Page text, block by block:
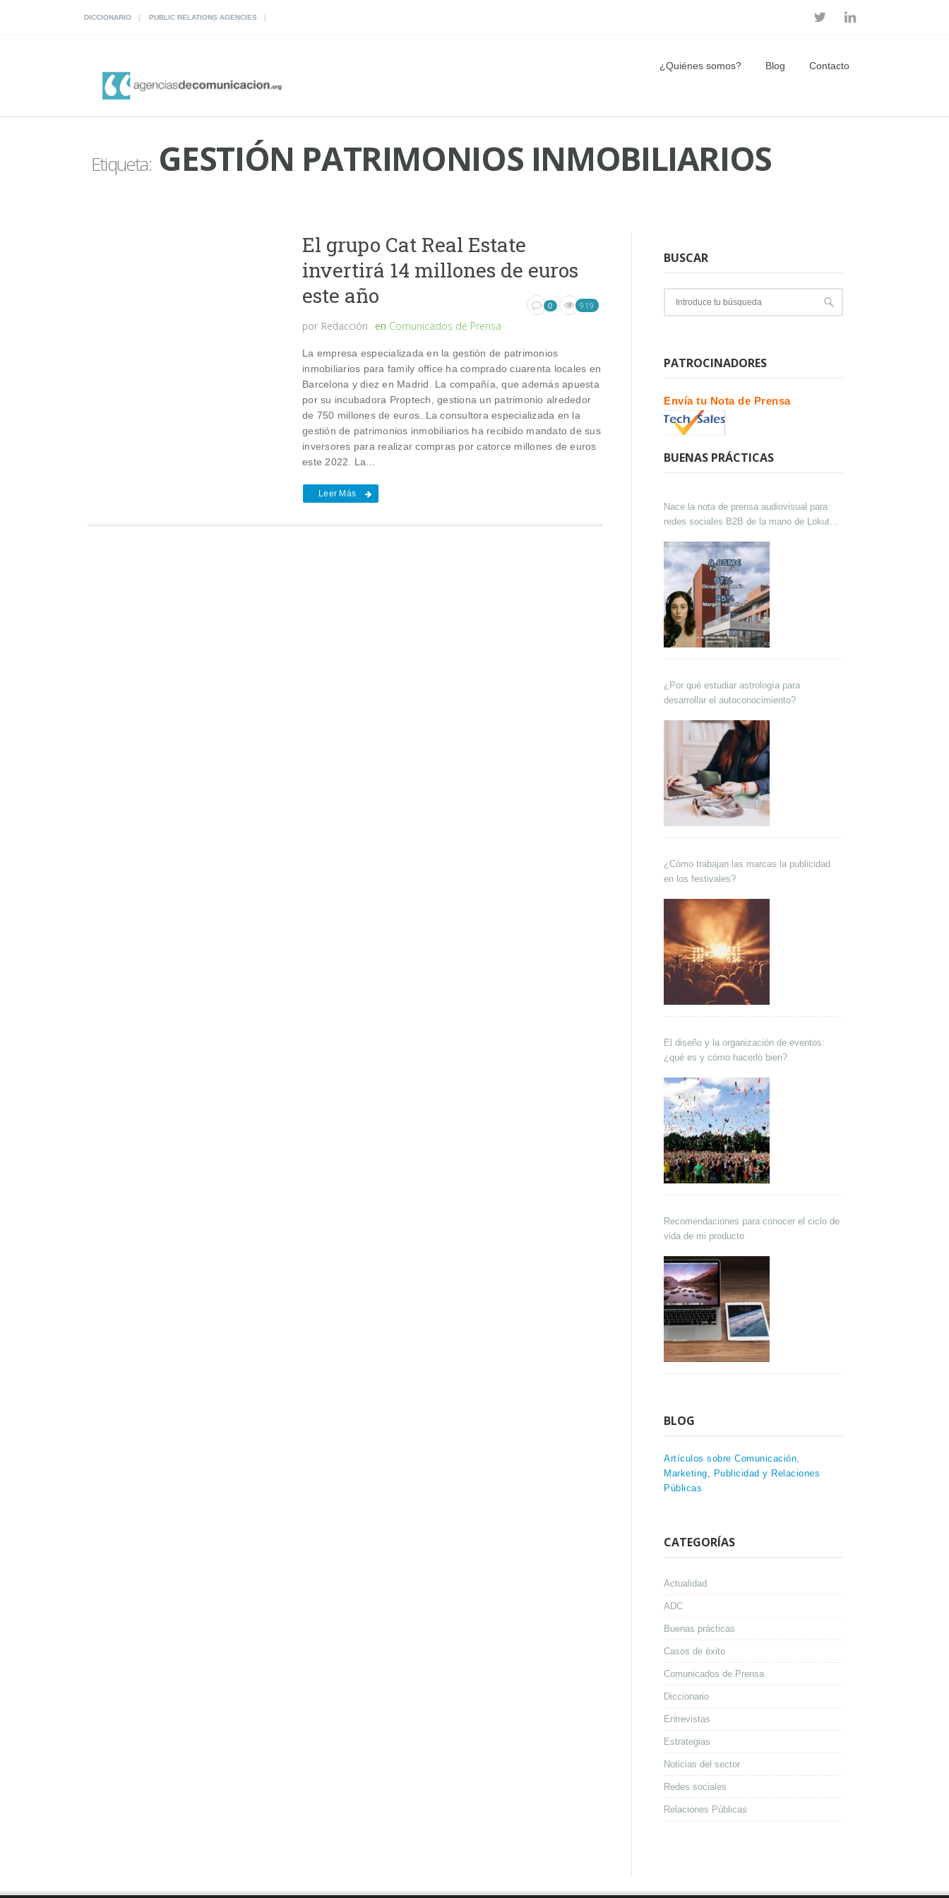
DICCIONARIO PUBLIC RELATIONS AGENCIES
¿Quiénes somos? Blog Contacto
Etiqueta:GESTIÓN PATRIMONIOS INMOBILIARIOS
El grupo Cat Real Estate
invertirá 14 millones de euros
este año
por Redacción en Comunicados de Prensa
0 919
La empresa especializada en la gestión de patrimonios
inmobiliarios para family office ha comprado cuarenta locales en
Barcelona y diez en Madrid. La compañía, que además apuesta
por su incubadora Proptech, gestiona un patrimonio alrededor
de 750 millones de euros. La consultora especializada en la
gestión de patrimonios inmobiliarios ha recibido mandato de sus
inversores para realizar compras por catorce millones de euros
este 2022. La...
Leer Más
BUSCAR
PATROCINADORES
Envía tu Nota de Prensa
BUENAS PRÁCTICAS
Nace la nota de prensa audiovisual para
redes sociales B2B de la mano de Lokutor
¿Por qué estudiar astrología para
desarrollar el autoconocimiento?
¿Cómo trabajan las marcas la publicidad
en los festivales?
El diseño y la organización de eventos:
¿qué es y cómo hacerlo bien?
Recomendaciones para conocer el ciclo de
vida de mi producto
BLOG
Artículos sobre Comunicación,
Marketing, Publicidad y Relaciones
Públicas
CATEGORÍAS
Actualidad
ADC
Buenas prácticas
Casos de éxito
Comunicados de Prensa
Diccionario
Entrevistas
Estrategias
Noticias del sector
Redes sociales
Relaciones Públicas